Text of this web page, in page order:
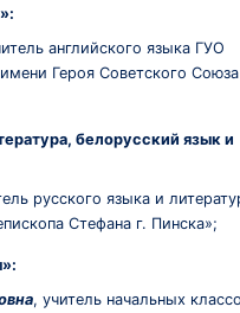
английского языка ГУО
Героя Советского
белорусский язык и
русского языка и
Стефана г. Пинска»;
, учитель начальных